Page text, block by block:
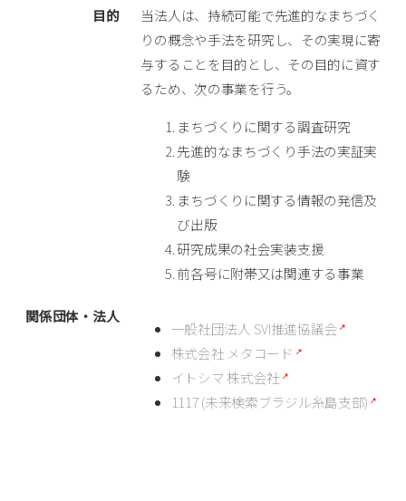
目的
当法人は、持続可能で先進的なまちづく
りの概念や手法を研究し、その実現に寄
与することを目的とし、その目的に資す
るため、次の事業を行う。
まちづくりに関する調査研究
先進的なまちづくり手法の実証実
験
まちづくりに関する情報の発信及
び出版
研究成果の社会実装支援
前各号に附帯又は関連する事業
関係団体・法人
一般社団法人 SVI推進協議会
株式会社 メタコード
イトシマ 株式会社
1117 (未来検索ブラジル糸島支部)